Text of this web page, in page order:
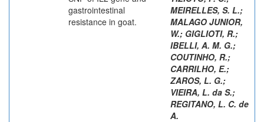
gastrointestinal
resistance in goat.
MEIRELLES, S. L.;
MALAGO JUNIOR,
W.; GIGLIOTI, R.;
IBELLI, A. M. G.;
COUTINHO, R.;
CARRILHO, E.;
ZAROS, L. G.;
VIEIRA, L. da S.;
REGITANO, L. C. de
A.